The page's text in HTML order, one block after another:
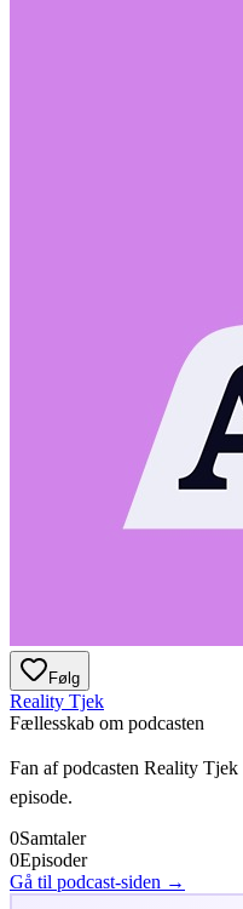
Følg
Reality Tjek
Fællesskab om podcasten
Fan af podcasten Reality Tjek
episode.
0Samtaler
0Episoder
Gå til podcast-siden →